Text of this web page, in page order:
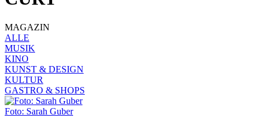
MAGAZIN
ALLE
MUSIK
KINO
KUNST & DESIGN
KULTUR
GASTRO & SHOPS
Foto: Sarah Guber